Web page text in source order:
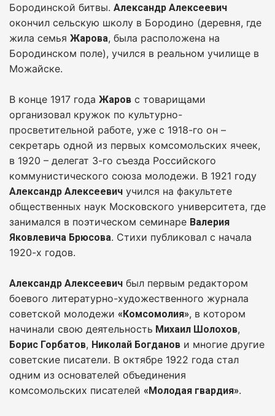
Бородинской битвы. Александр Алексеевич
окончил сельскую школу в Бородино (деревня, где
жила семья Жарова, была расположена на
Бородинском поле), учился в реальном училище в
Можайске.
В конце 1917 года Жаров с товарищами
организовал кружок по культурно-
просветительной работе, уже с 1918-го он –
секретарь одной из первых комсомольских ячеек,
в 1920 – делегат 3-го съезда Российского
коммунистического союза молодежи. В 1921 году
Александр Алексеевич учился на факультете
общественных наук Московского университета, где
занимался в поэтическом семинаре Валерия
Яковлевича Брюсова. Стихи публиковал с начала
1920-х годов.
Александр Алексеевич был первым редактором
боевого литературно-художественного журнала
советской молодежи «Комсомолия», в котором
начинали свою деятельность Михаил Шолохов,
Борис Горбатов, Николай Богданов и многие другие
советские писатели. В октябре 1922 года стал
одним из основателей объединения
комсомольских писателей «Молодая гвардия».